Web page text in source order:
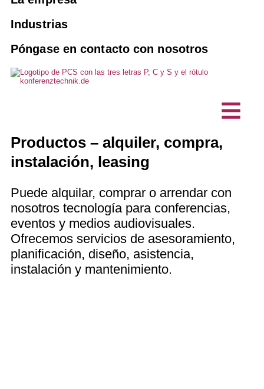
Reservar un intérprete
Mantenimiento y revisión
Soluciones de interpretación con IA
Eventos híbridos
Puestos de interfonía / micrófonos
de sobremesa
10 buenas razones para el PCS
Visión, sostenibilidad
Proyectos, Referencias
Noticias
Industrias
Agencias
Asociaciones y clubes
Oficinas técnicas de planificación
Empresa de TI
Póngase en contacto con nosotros
Productos – alquiler, compra,
instalación, leasing
Puede alquilar, comprar o arrendar con
nosotros tecnología para conferencias,
eventos y medios audiovisuales.
Ofrecemos servicios de asesoramiento,
planificación, diseño, asistencia,
instalación y mantenimiento.